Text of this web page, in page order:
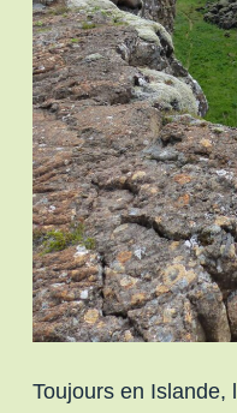
Toujours en Islande,